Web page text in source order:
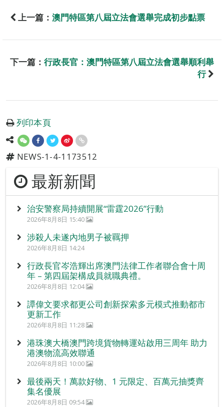
上一篇： 澳門特區第八屆立法會選舉完成初步點票
下一篇： 行政長官：澳門特區第八屆立法會選舉順利舉
行
列印本頁
NEWS-1-4-1173512
最新新聞
治安警察局持續開展“雷霆2026”行動
2026年8月8日 15:40
涉殺人未遂內地男子被羈押
2026年8月8日 14:24
行政長官岑浩輝出席澳門法律工作者聯合會十周
年 – 第四屆架構成員就職典禮。
2026年8月8日 12:04
譚偉文要求都更公司創新探索多元模式推動都市
更新工作
2026年8月8日 11:28
港珠澳大橋澳門跨境貨物轉運站啟用三周年 助力
港澳物流高效聯通
2026年8月8日 10:00
最後兩天！萬款好物、1 元限定、百萬元抽獎齊
集名優展
2026年8月8日 09:54